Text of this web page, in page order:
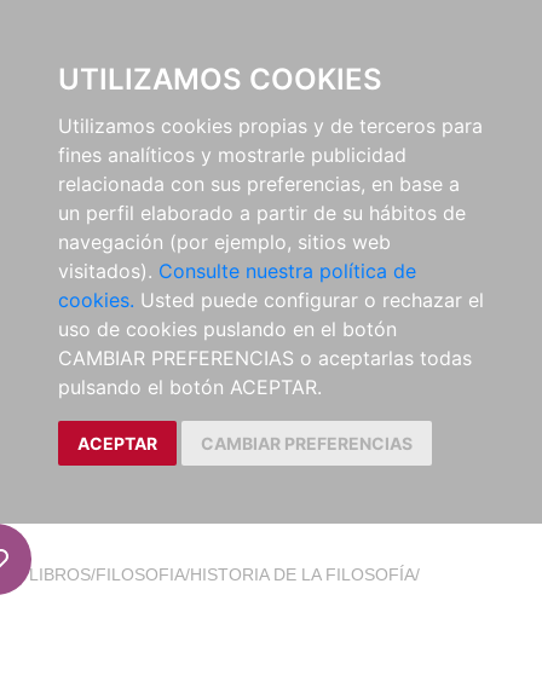
UTILIZAMOS COOKIES
Utilizamos cookies propias y de terceros para
fines analíticos y mostrarle publicidad
relacionada con sus preferencias, en base a
un perfil elaborado a partir de su hábitos de
navegación (por ejemplo, sitios web
visitados). Consulte nuestra política de
cookies. Usted puede configurar o rechazar el
uso de cookies puslando en el botón
CAMBIAR PREFERENCIAS o aceptarlas todas
pulsando el botón ACEPTAR.
ACEPTAR CAMBIAR PREFERENCIAS
LIBROS/FILOSOFIA/HISTORIA DE LA FILOSOFÍA/